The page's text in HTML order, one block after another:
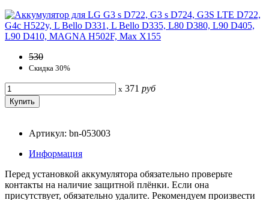
530
Скидка 30%
x 371 руб
Артикул: bn-053003
Информация
Перед установкой аккумулятора обязательно проверьте
контакты на наличие защитной плёнки. Если она
присутствует, обязательно удалите. Рекомендуем произвести